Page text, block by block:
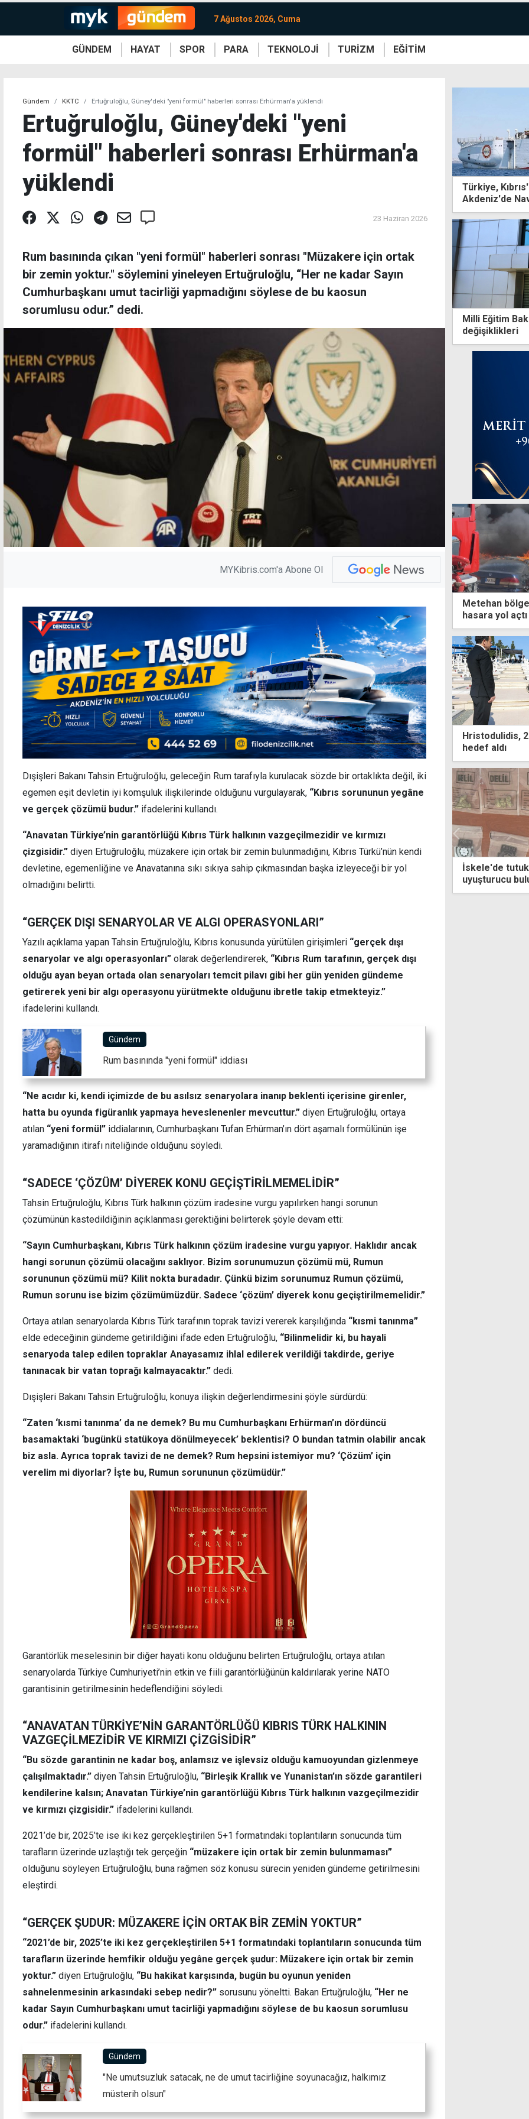
7 Ağustos 2026, Cuma
GÜNDEM HAYAT SPOR PARA TEKNOLOJİ TURİZM EĞİTİM
Gündem KKTC Ertuğruloğlu, Güney'deki "yeni formül" haberleri sonrası Erhürman'a yüklendi
Ertuğruloğlu, Güney'deki "yeni
formül" haberleri sonrası Erhürman'a
yüklendi
23 Haziran 2026
Rum basınında çıkan "yeni formül" haberleri sonrası "Müzakere için ortak
bir zemin yoktur." söylemini yineleyen Ertuğruloğlu, “Her ne kadar Sayın
Cumhurbaşkanı umut tacirliği yapmadığını söylese de bu kaosun
sorumlusu odur.” dedi.
MYKibris.com'a Abone Ol
Dışişleri Bakanı Tahsin Ertuğruloğlu, geleceğin Rum tarafıyla kurulacak sözde bir ortaklıkta değil, iki
egemen eşit devletin iyi komşuluk ilişkilerinde olduğunu vurgulayarak, “Kıbrıs sorununun yegâne
ve gerçek çözümü budur.” ifadelerini kullandı.
“Anavatan Türkiye’nin garantörlüğü Kıbrıs Türk halkının vazgeçilmezidir ve kırmızı
çizgisidir.” diyen Ertuğruloğlu, müzakere için ortak bir zemin bulunmadığını, Kıbrıs Türkü’nün kendi
devletine, egemenliğine ve Anavatanına sıkı sıkıya sahip çıkmasından başka izleyeceği bir yol
olmadığını belirtti.
“GERÇEK DIŞI SENARYOLAR VE ALGI OPERASYONLARI”
Yazılı açıklama yapan Tahsin Ertuğruloğlu, Kıbrıs konusunda yürütülen girişimleri “gerçek dışı
senaryolar ve algı operasyonları” olarak değerlendirerek, “Kıbrıs Rum tarafının, gerçek dışı
olduğu ayan beyan ortada olan senaryoları temcit pilavı gibi her gün yeniden gündeme
getirerek yeni bir algı operasyonu yürütmekte olduğunu ibretle takip etmekteyiz.”
ifadelerini kullandı.
Gündem
Rum basınında "yeni formül" iddiası
“Ne acıdır ki, kendi içimizde de bu asılsız senaryolara inanıp beklenti içerisine girenler,
hatta bu oyunda figüranlık yapmaya heveslenenler mevcuttur.” diyen Ertuğruloğlu, ortaya
atılan “yeni formül” iddialarının, Cumhurbaşkanı Tufan Erhürman’ın dört aşamalı formülünün işe
yaramadığının itirafı niteliğinde olduğunu söyledi.
“SADECE ‘ÇÖZÜM’ DİYEREK KONU GEÇİŞTİRİLMEMELİDİR”
Tahsin Ertuğruloğlu, Kıbrıs Türk halkının çözüm iradesine vurgu yapılırken hangi sorunun
çözümünün kastedildiğinin açıklanması gerektiğini belirterek şöyle devam etti:
“Sayın Cumhurbaşkanı, Kıbrıs Türk halkının çözüm iradesine vurgu yapıyor. Haklıdır ancak
hangi sorunun çözümü olacağını saklıyor. Bizim sorunumuzun çözümü mü, Rumun
sorununun çözümü mü? Kilit nokta buradadır. Çünkü bizim sorunumuz Rumun çözümü,
Rumun sorunu ise bizim çözümümüzdür. Sadece ‘çözüm’ diyerek konu geçiştirilmemelidir.”
Ortaya atılan senaryolarda Kıbrıs Türk tarafının toprak tavizi vererek karşılığında “kısmi tanınma”
elde edeceğinin gündeme getirildiğini ifade eden Ertuğruloğlu, “Bilinmelidir ki, bu hayali
senaryoda talep edilen topraklar Anayasamız ihlal edilerek verildiği takdirde, geriye
tanınacak bir vatan toprağı kalmayacaktır.” dedi.
Dışişleri Bakanı Tahsin Ertuğruloğlu, konuya ilişkin değerlendirmesini şöyle sürdürdü:
“Zaten ‘kısmi tanınma’ da ne demek? Bu mu Cumhurbaşkanı Erhürman’ın dördüncü
basamaktaki ‘bugünkü statükoya dönülmeyecek’ beklentisi? O bundan tatmin olabilir ancak
biz asla. Ayrıca toprak tavizi de ne demek? Rum hepsini istemiyor mu? ‘Çözüm’ için
verelim mi diyorlar? İşte bu, Rumun sorununun çözümüdür.”
Garantörlük meselesinin bir diğer hayati konu olduğunu belirten Ertuğruloğlu, ortaya atılan
senaryolarda Türkiye Cumhuriyeti’nin etkin ve fiili garantörlüğünün kaldırılarak yerine NATO
garantisinin getirilmesinin hedeflendiğini söyledi.
“ANAVATAN TÜRKİYE’NİN GARANTÖRLÜĞÜ KIBRIS TÜRK HALKININ
VAZGEÇİLMEZİDİR VE KIRMIZI ÇİZGİSİDİR”
“Bu sözde garantinin ne kadar boş, anlamsız ve işlevsiz olduğu kamuoyundan gizlenmeye
çalışılmaktadır.” diyen Tahsin Ertuğruloğlu, “Birleşik Krallık ve Yunanistan’ın sözde garantileri
kendilerine kalsın; Anavatan Türkiye’nin garantörlüğü Kıbrıs Türk halkının vazgeçilmezidir
ve kırmızı çizgisidir.” ifadelerini kullandı.
2021’de bir, 2025’te ise iki kez gerçekleştirilen 5+1 formatındaki toplantıların sonucunda tüm
tarafların üzerinde uzlaştığı tek gerçeğin “müzakere için ortak bir zemin bulunmaması”
olduğunu söyleyen Ertuğruloğlu, buna rağmen söz konusu sürecin yeniden gündeme getirilmesini
eleştirdi.
“GERÇEK ŞUDUR: MÜZAKERE İÇİN ORTAK BİR ZEMİN YOKTUR”
“2021’de bir, 2025’te iki kez gerçekleştirilen 5+1 formatındaki toplantıların sonucunda tüm
tarafların üzerinde hemfikir olduğu yegâne gerçek şudur: Müzakere için ortak bir zemin
yoktur.” diyen Ertuğruloğlu, “Bu hakikat karşısında, bugün bu oyunun yeniden
sahnelenmesinin arkasındaki sebep nedir?” sorusunu yöneltti. Bakan Ertuğruloğlu, “Her ne
kadar Sayın Cumhurbaşkanı umut tacirliği yapmadığını söylese de bu kaosun sorumlusu
odur.” ifadelerini kullandı.
Gündem
"Ne umutsuzluk satacak, ne de umut tacirliğine soyunacağız, halkımız
müsterih olsun"
Türkiye,
Akdeniz'de
Milli Eğitim
değişiklikleri
Metehan
hasara yol açtı
Hristodulidis,
hedef aldı
Tatilde tanıştıkları genç kıza tecavüz eden 5
sanığa 10-12 yıl hapis
İskele'de tutuklanan zanlıların evinde de